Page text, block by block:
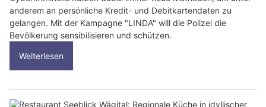
anderem an persönliche Kredit- und Debitkartendaten zu
gelangen. Mit der Kampagne "LINDA" will die Polizei die
Bevölkerung sensibilisieren und schützen.
Weiterlesen